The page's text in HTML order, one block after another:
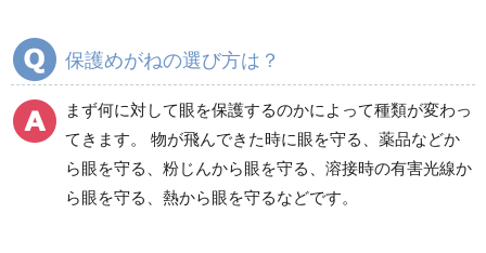
保護めがねの選び方は？
まず何に対して眼を保護するのかによって種類が変わっ
てきます。 物が飛んできた時に眼を守る、薬品などか
ら眼を守る、粉じんから眼を守る、溶接時の有害光線か
ら眼を守る、熱から眼を守るなどです。